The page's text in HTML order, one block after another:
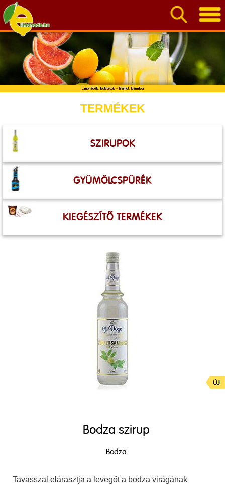
Limonádék, koktélok - Bárhol, bármikor
TERMÉKEK
SZIRUPOK
GYÜMÖLCSPÜRÉK
KIEGÉSZÍTŐ TERMÉKEK
Bodza szirup
Bodza
Tavasszal elárasztja a levegőt a bodza virágának